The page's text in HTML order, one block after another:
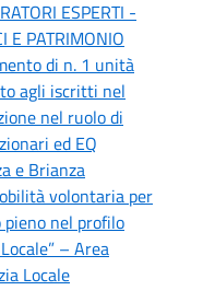
ESPERTI -
E PATRIMONIO
di n. 1 unità
agli iscritti nel
nel ruolo di
ed EQ
e Brianza
volontaria per
nel profilo
– Area
Locale